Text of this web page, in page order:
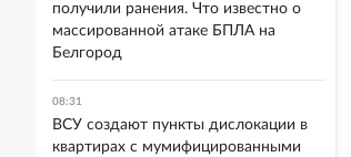
получили ранения. Что известно о
массированной атаке БПЛА на
Белгород
08:31
ВСУ создают пункты дислокации в
квартирах с мумифицированными